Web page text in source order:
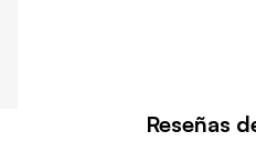
Reseñas